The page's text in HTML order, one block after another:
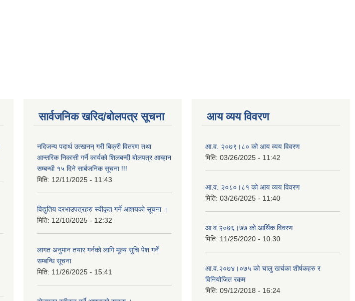
सार्वजनिक खरिद/बोलपत्र सूचना
नदिजन्य पदार्थ उत्खनन् गरी बिक्री वितरण तथा
आन्तरिक निकासी गर्ने कार्यको शिलबन्दी बोलपत्र आब्हान
सम्बन्धी १५ दिने सार्बजनिक सूचना !!!
मिति: 12/11/2025 - 11:43
विद्युतिय दरभाउपत्रहरु स्वीकृत गर्ने आशयको सूचना ।
मिति: 12/10/2025 - 12:32
लागत अनुमान तयार गर्नकाे लागि मूल्य सुचि पेश गर्ने
सम्बन्धि सूचना
मिति: 11/26/2025 - 15:41
आय व्यय विवरण
आ.व. २०७९।८० को आय व्यय विवरण
मिति: 03/26/2025 - 11:42
आ.व. २०८०।८१ को आय व्यय विवरण
मिति: 03/26/2025 - 11:40
आ.व.२०७६।७७ को आर्थिक विवरण
मिति: 11/25/2020 - 10:30
आ.व.२०७४।०७५ को चालु खर्चका शीर्षकहरु र
विनियोजित रकम
मिति: 09/12/2018 - 16:24